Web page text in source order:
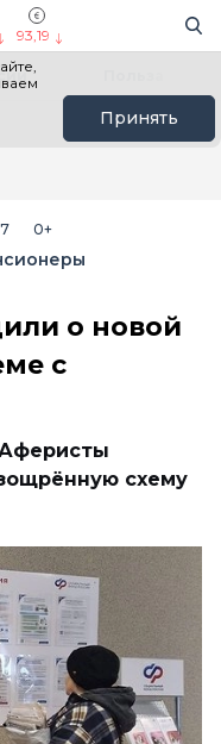
93,19
Принять
0+
о новой
с
схему